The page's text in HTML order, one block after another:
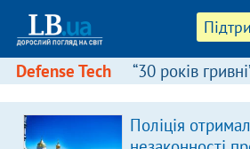
Defense Tech “30 років
Поліція